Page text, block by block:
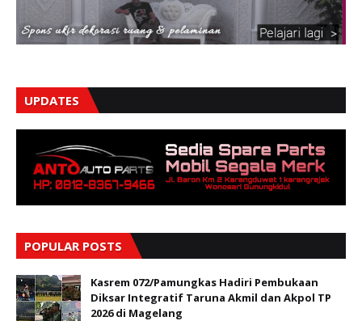
UPDATES
POPULAR POSTS
Kasrem 072/Pamungkas Hadiri Pembukaan
Diksar Integratif Taruna Akmil dan Akpol TP
2026 di Magelang